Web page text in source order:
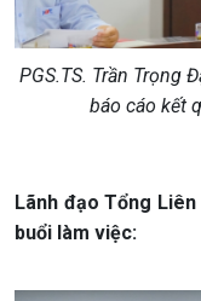
PGS.TS. Trần Trọng
báo cáo kết
Lãnh đạo Tổng
buổi làm việc: